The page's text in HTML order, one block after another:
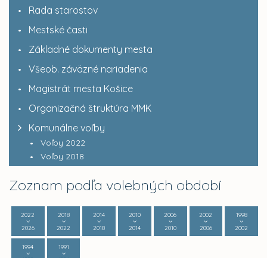
Rada starostov
Mestské časti
Základné dokumenty mesta
Všeob. záväzné nariadenia
Magistrát mesta Košice
Organizačná štruktúra MMK
Komunálne voľby
Voľby 2022
Voľby 2018
Zoznam podľa volebných období
2022
2026
2018
2022
2014
2018
2010
2014
2006
2010
2002
2006
1998
2002
1994
1991